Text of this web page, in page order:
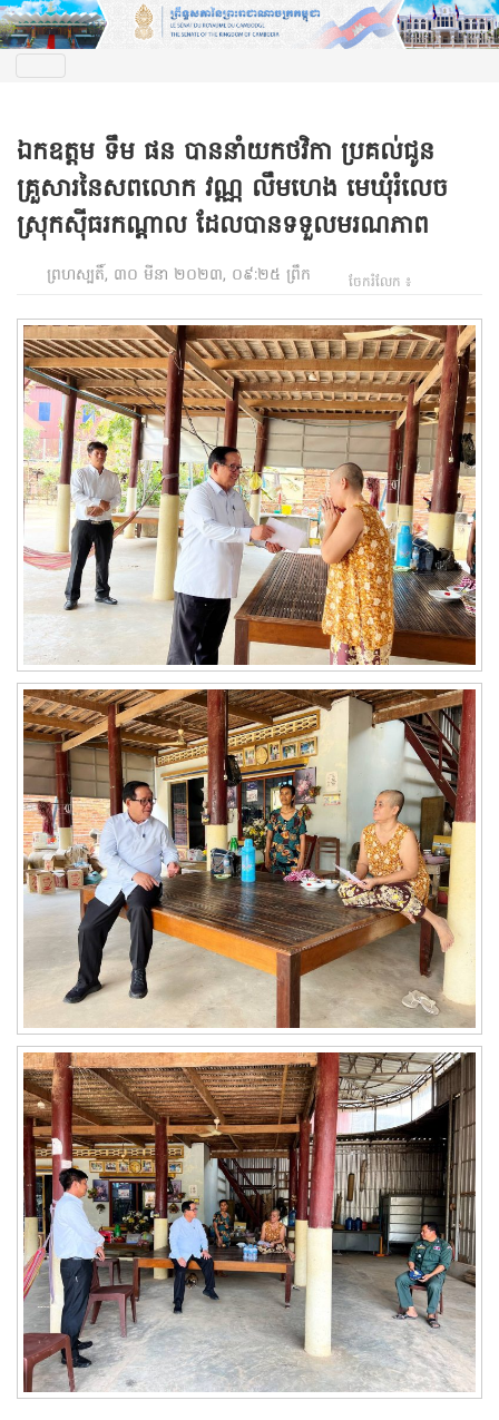
ឯកឧត្តម ទឹម ផន បាននាំយកថវិកា ប្រគល់ជូន
គ្រួសារនៃសពលោក វណ្ណ លឹមហេង មេឃុំរំលេច
ស្រុកសុីធរកណ្តាល ដែលបានទទួលមរណភាព
ព្រហស្បតិ៍, ៣០ មីនា ២០២៣, ០៩:២៥ ព្រឹក ចែករំលែក ៖